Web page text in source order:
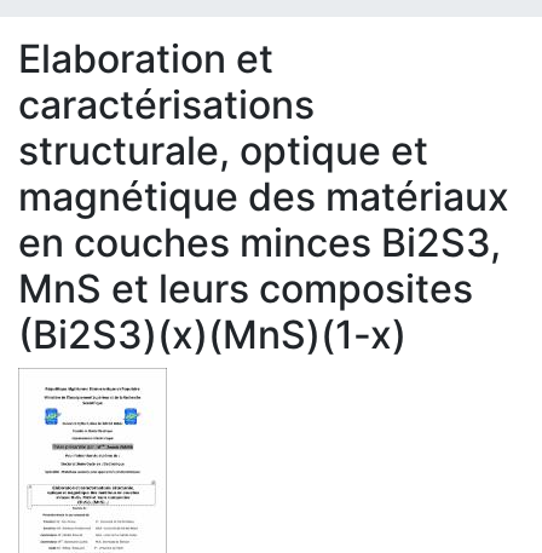
Elaboration et
caractérisations
structurale, optique et
magnétique des matériaux
en couches minces Bi2S3,
MnS et leurs composites
(Bi2S3)(x)(MnS)(1-x)